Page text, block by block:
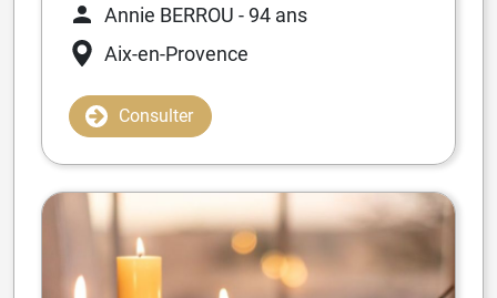
Annie BERROU - 94 ans
Aix-en-Provence
Consulter